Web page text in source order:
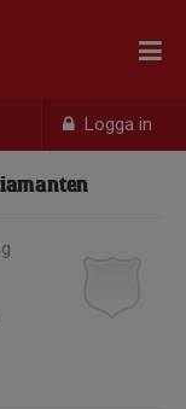
Logga in